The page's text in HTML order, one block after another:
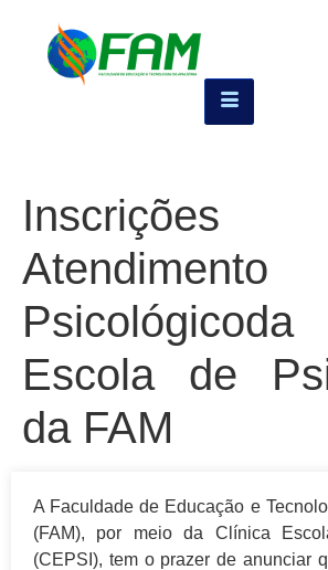
Atendimento
Escola de
da FAM
A Faculdade de Educação e
(FAM), por meio da Clínica
(CEPSI), tem o prazer de anunciar